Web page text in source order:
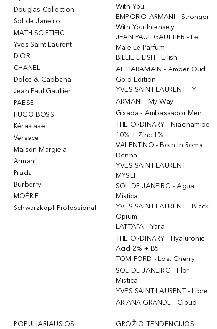
Douglas Collection
Sol de Janeiro
MATH SCIETIFIC
Yves Saint Laurent
DIOR
CHANEL
Dolce & Gabbana
Jean Paul Gaultier
PAESE
HUGO BOSS
Kérastase
Versace
Maison Margiela
Armani
Prada
Burberry
MOÉRIE
Schwarzkopf Professional
With You
EMPORIO ARMANI - Stronger
With You Intensely
JEAN PAUL GAULTIER - Le
Male Le Parfum
BILLIE EILISH - Eilish
AL HARAMAIN - Amber Oud
Gold Edition
YVES SAINT LAURENT - Y
ARMANI - My Way
Gisada - Ambassador Men
THE ORDINARY - Niacinamide
10% + Zinc 1%
VALENTINO - Born In Roma
Donna
YVES SAINT LAURENT -
MYSLF
SOL DE JANEIRO - Agua
Mistica
YVES SAINT LAURENT - Black
Opium
LATTAFA - Yara
THE ORDINARY - Hyaluronic
Acid 2% + B5
TOM FORD - Lost Cherry
SOL DE JANEIRO - Flor
Mistica
YVES SAINT LAURENT - Libre
ARIANA GRANDE - Cloud
POPULIARIAUSIOS
GROŽIO TENDENCIJOS